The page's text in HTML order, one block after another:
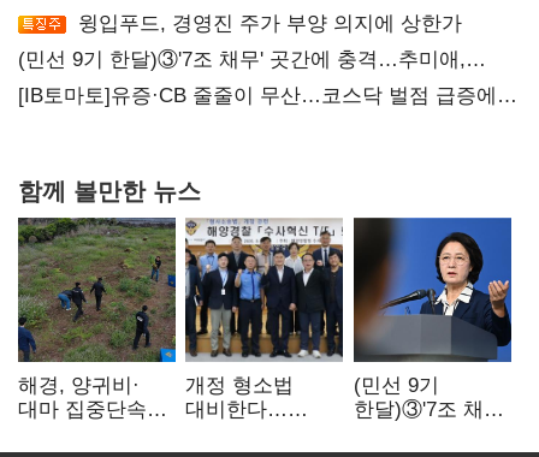
윙입푸드, 경영진 주가 부양 의지에 상한가
(민선 9기 한달)③'7조 채무' 곳간에 충격…추미애,
20년만에 '비상재정' 선언 승부수
[IB토마토]유증·CB 줄줄이 무산…코스닥 벌점 급증에
함께 볼만한 뉴스
해경, 양귀비·
대마 집중단속…
개정 형소법
대비한다…
(민선 9기
한달)③'7조 채무'